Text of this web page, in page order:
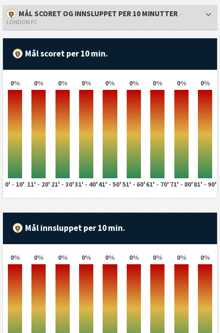
MÅL SCORET OG INNSLUPPET PER 10 MINUTTER -
LONDON FC
Mål scoret per 10 min.
0% 0% 0% 0% 0% 0% 0% 0% 0%
0' - 10' 11' - 20' 21' - 30'31' - 40'41' - 50'51' - 60'61' - 70' 71' - 80'81' - 90'
Mål innsluppet per 10 min.
0% 0% 0% 0% 0% 0% 0% 0% 0%